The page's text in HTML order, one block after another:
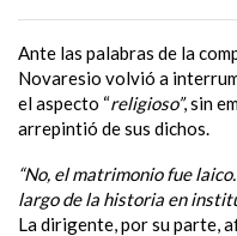
Ante las palabras de la
Novaresio volvió a
el aspecto “religioso”, sin
arrepintió de sus dichos.
“No, el matrimonio fue
largo de la historia en
La dirigente, por su parte,